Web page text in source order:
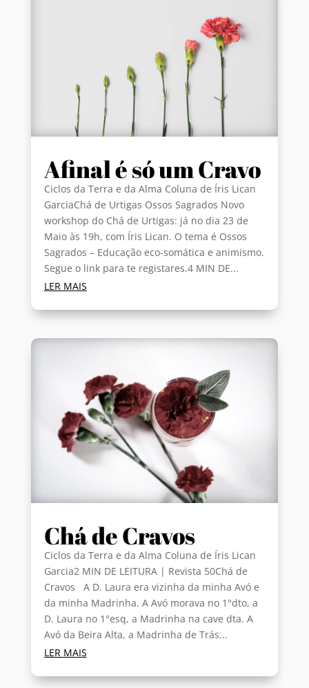
Afinal é só um Cravo
Ciclos da Terra e da Alma Coluna de Íris Lican
GarciaChá de Urtigas Ossos Sagrados Novo
workshop do Chá de Urtigas: já no dia 23 de
Maio às 19h, com Íris Lican. O tema é Ossos
Sagrados – Educação eco-somática e animismo.
Segue o link para te registares.4 MIN DE...
LER MAIS
Chá de Cravos
Ciclos da Terra e da Alma Coluna de Íris Lican
Garcia2 MIN DE LEITURA | Revista 50Chá de
Cravos A D. Laura era vizinha da minha Avó e
da minha Madrinha. A Avó morava no 1°dto, a
D. Laura no 1°esq, a Madrinha na cave dta. A
Avó da Beira Alta, a Madrinha de Trás...
LER MAIS